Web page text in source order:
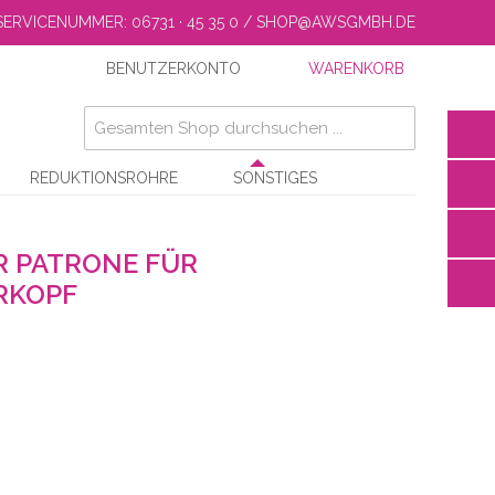
06731 · 45 35 0 / SHOP@AWSGMBH.DE
BENUTZERKONTO WARENKORB
REDUKTIONSROHRE SONSTIGES
PATRONE FÜR